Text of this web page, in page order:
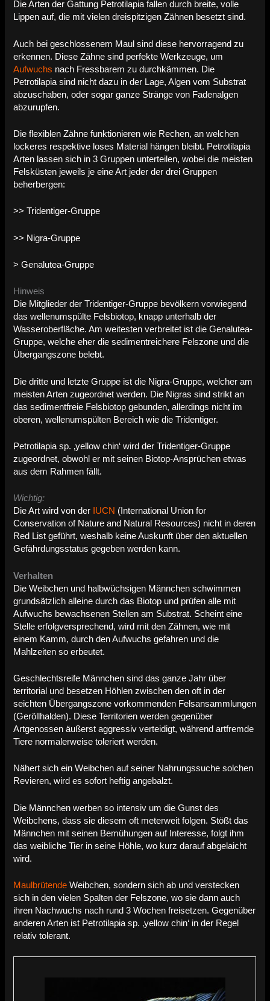
Die Arten der Gattung Petrotilapia fallen durch breite, volle
Lippen auf, die mit vielen dreispitzigen Zähnen besetzt sind.
Auch bei geschlossenem Maul sind diese hervorragend zu
erkennen. Diese Zähne sind perfekte Werkzeuge, um
Aufwuchs nach Fressbarem zu durchkämmen. Die
Petrotilapia sind nicht dazu in der Lage, Algen vom Substrat
abzuschaben, oder sogar ganze Stränge von Fadenalgen
abzurupfen.
Die flexiblen Zähne funktionieren wie Rechen, an welchen
lockeres respektive loses Material hängen bleibt. Petrotilapia
Arten lassen sich in 3 Gruppen unterteilen, wobei die meisten
Felsküsten jeweils je eine Art jeder der drei Gruppen
beherbergen:
>> Tridentiger-Gruppe
>> Nigra-Gruppe
> Genalutea-Gruppe
Hinweis
Die Mitglieder der Tridentiger-Gruppe bevölkern vorwiegend
das wellenumspülte Felsbiotop, knapp unterhalb der
Wasseroberfläche. Am weitesten verbreitet ist die Genalutea-
Gruppe, welche eher die sedimentreichere Felszone und die
Übergangszone belebt.
Die dritte und letzte Gruppe ist die Nigra-Gruppe, welcher am
meisten Arten zugeordnet werden. Die Nigras sind strikt an
das sedimentfreie Felsbiotop gebunden, allerdings nicht im
oberen, wellenumspülten Bereich wie die Tridentiger.
Petrotilapia sp. ‚yellow chin‘ wird der Tridentiger-Gruppe
zugeordnet, obwohl er mit seinen Biotop-Ansprüchen etwas
aus dem Rahmen fällt.
Wichtig:
Die Art wird von der IUCN (International Union for
Conservation of Nature and Natural Resources) nicht in deren
Red List geführt, weshalb keine Auskunft über den aktuellen
Gefährdungsstatus gegeben werden kann.
Verhalten
Die Weibchen und halbwüchsigen Männchen schwimmen
grundsätzlich alleine durch das Biotop und prüfen alle mit
Aufwuchs bewachsenen Stellen am Substrat. Scheint eine
Stelle erfolgversprechend, wird mit den Zähnen, wie mit
einem Kamm, durch den Aufwuchs gefahren und die
Mahlzeiten so erbeutet.
Geschlechtsreife Männchen sind das ganze Jahr über
territorial und besetzen Höhlen zwischen den oft in der
seichten Übergangszone vorkommenden Felsansammlungen
(Geröllhalden). Diese Territorien werden gegenüber
Artgenossen äußerst aggressiv verteidigt, während artfremde
Tiere normalerweise toleriert werden.
Nähert sich ein Weibchen auf seiner Nahrungssuche solchen
Revieren, wird es sofort heftig angebalzt.
Die Männchen werben so intensiv um die Gunst des
Weibchens, dass sie diesem oft meterweit folgen. Stößt das
Männchen mit seinen Bemühungen auf Interesse, folgt ihm
das weibliche Tier in seine Höhle, wo kurz darauf abgelaicht
wird.
Maulbrütende Weibchen, sondern sich ab und verstecken
sich in den vielen Spalten der Felszone, wo sie dann auch
ihren Nachwuchs nach rund 3 Wochen freisetzen. Gegenüber
anderen Arten ist Petrotilapia sp. ‚yellow chin‘ in der Regel
relativ tolerant.